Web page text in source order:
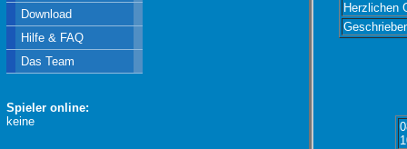
Herzlichen
Download
Hilfe & FAQ
Das Team
Spieler online:
keine